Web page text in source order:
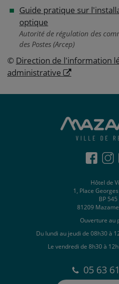
Guide pratique sur
optique
Autorité de régulation des
des Postes (Arcep)
© Direction de l'information
administrative
Hôtel de
1, Place
BP 545
81209
Ouverture au
Du lundi au jeudi de 08h30 à
Le vendredi de 8h30 à
05 63